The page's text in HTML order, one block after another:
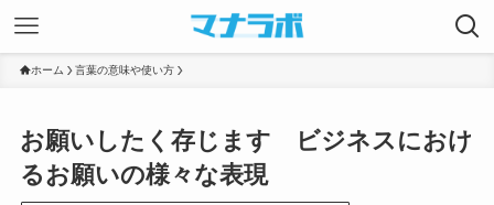
ホーム 言葉の意味や使い方
お願いしたく存じます ビジネスにおけ
るお願いの様々な表現